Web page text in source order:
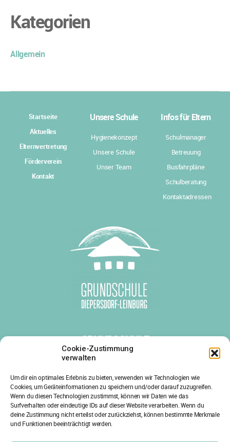
Cookie-Zustimmung
verwalten
Um dir ein optimales Erlebnis zu bieten, verwenden wir Technologien wie
Cookies, um Geräteinformationen zu speichern und/oder darauf zuzugreifen.
Wenn du diesen Technologien zustimmst, können wir Daten wie das
Surfverhalten oder eindeutige IDs auf dieser Website verarbeiten. Wenn du
deine Zustimmung nicht erteilst oder zurückziehst, können bestimmte Merkmale
und Funktionen beeinträchtigt werden.
Kategorien
Allgemein
Startseite
Aktuelles
Elternvertretung
Förderverein
Kontakt
Unsere Schule
Hygienekonzept
Unsere Schule
Unser Team
Infos für Eltern
Schulmanager
Betreuung
Busfahrpläne
Schulberatung
Kontaktadressen
GRUNDSCHULE
DIEPERSDORF-LEINBURG
91227 Leinburg
Tel.: 09120/1803-0
Fax: 09120/1803-29
E-Mail: info@gs-leinburg.de